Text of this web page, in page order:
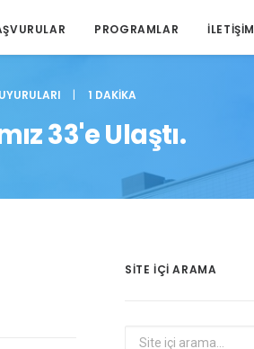
PROGRAMLAR İLETIŞIM
| 1 DAKIKA
33'e Ulaştı.
SITE IÇI ARAMA